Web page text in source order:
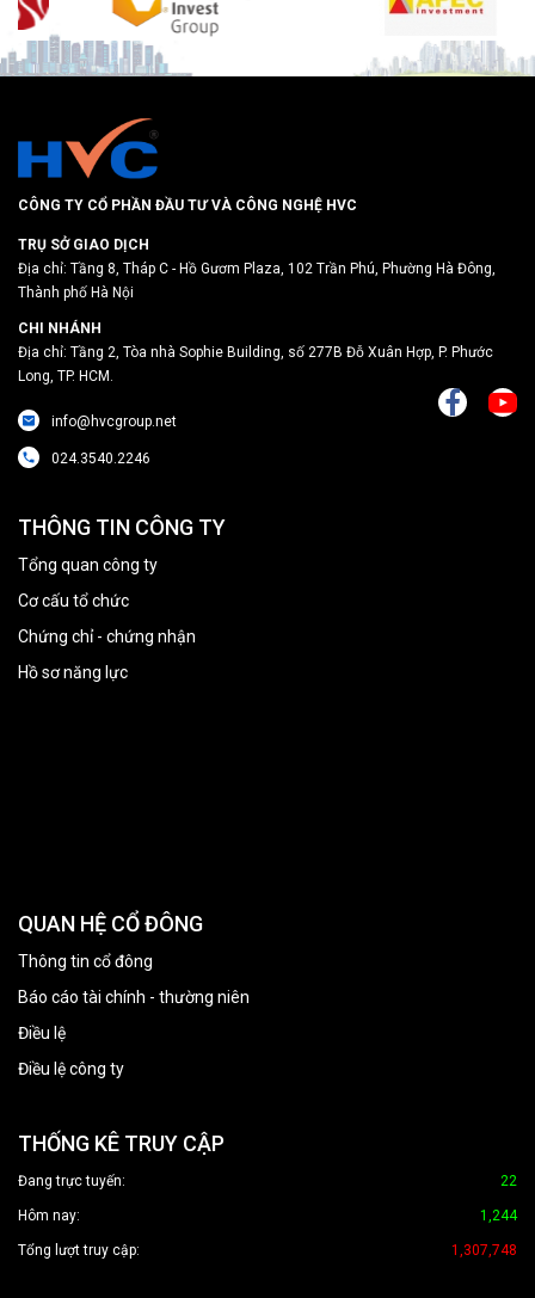
CÔNG TY CỔ PHẦN ĐẦU TƯ VÀ CÔNG NGHỆ HVC
TRỤ SỞ GIAO DỊCH
Địa chỉ: Tầng 8, Tháp C - Hồ Gươm Plaza, 102 Trần Phú, Phường Hà Đông,
Thành phố Hà Nội
CHI NHÁNH
Địa chỉ: Tầng 2, Tòa nhà Sophie Building, số 277B Đỗ Xuân Hợp, P. Phước
Long, TP. HCM.
info@hvcgroup.net
024.3540.2246
THÔNG TIN CÔNG TY
Tổng quan công ty
Cơ cấu tổ chức
Chứng chỉ - chứng nhận
Hồ sơ năng lực
QUAN HỆ CỔ ĐÔNG
Thông tin cổ đông
Báo cáo tài chính - thường niên
Điều lệ
Điều lệ công ty
THỐNG KÊ TRUY CẬP
Đang trực tuyến: 22
Hôm nay: 1,244
Tổng lượt truy cập: 1,307,748